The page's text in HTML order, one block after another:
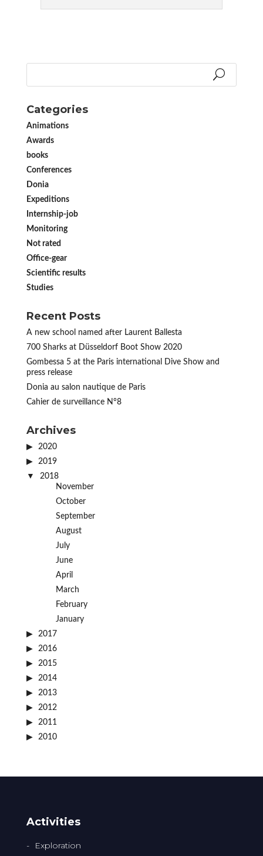
Categories
Animations
Awards
books
Conferences
Donia
Expeditions
Internship-job
Monitoring
Not rated
Office-gear
Scientific results
Studies
Recent Posts
A new school named after Laurent Ballesta
700 Sharks at Düsseldorf Boot Show 2020
Gombessa 5 at the Paris international Dive Show and
press release
Donia au salon nautique de Paris
Cahier de surveillance N°8
Archives
2020
2019
2018
November
October
September
August
July
June
April
March
February
January
2017
2016
2015
2014
2013
2012
2011
2010
Activities
Exploration